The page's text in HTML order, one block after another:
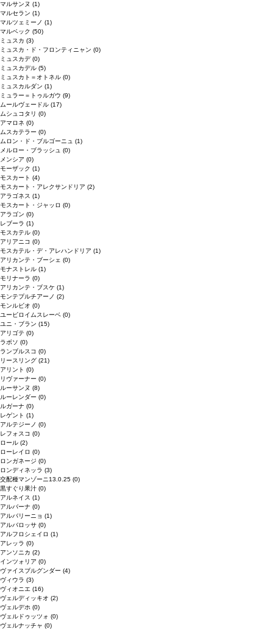
マルサンヌ (1)
マルセラン (1)
マルツェミーノ (1)
マルベック (50)
ミュスカ (3)
ミュスカ・ド・フロンティニャン (0)
ミュスカデ(0)
ミュスカデル (5)
ミュスカト＝オトネル (0)
ミュスカルダン (1)
ミュラー＝トゥルガウ (9)
ムールヴェードル (17)
ムシュコタリ (0)
アマロネ (0)
ムスカテラー (0)
ムロン・ド・ブルゴーニュ (1)
メルロー・ブラッシュ (0)
メンシア (0)
モーザック (1)
モスカート (4)
モスカート・アレクサンドリア (2)
アラゴネス (1)
モスカート・ジャッロ (0)
アラゴン (0)
レブーラ (1)
モスカテル (0)
アリアニコ (0)
モスカテル・デ・アレハンドリア (1)
アリカンテ・ブーシェ (0)
モナストレル (1)
モリナーラ (0)
アリカンテ・ブスケ (1)
モンテプルチアーノ (2)
モンルビオ (0)
ユービロイムスレーベ (0)
ユニ・ブラン (15)
アリゴテ (0)
ラボソ (0)
ランブルスコ (0)
リースリング (21)
アリント (0)
リヴァーナー (0)
ルーサンヌ (8)
ルーレンダー (0)
ルガーナ (0)
レゲント (1)
アルテジーノ (0)
レフォスコ (0)
ロール (2)
ローレイロ (0)
ロンガネージ (0)
ロンディネッラ (3)
交配種マンゾーニ13.0.25 (0)
黒すぐり果汁 (0)
アルネイス (1)
アルバーナ (0)
アルバリーニョ (1)
アルバロッサ (0)
アルフロシェイロ (1)
アレッラ (0)
アンソニカ (2)
インツォリア (0)
ヴァイスブルグンダー (4)
ヴィウラ (3)
ヴィオニエ (16)
ヴェルディッキオ (2)
ヴェルデホ (0)
ヴェルドゥッツォ (0)
ヴェルナッチャ (0)